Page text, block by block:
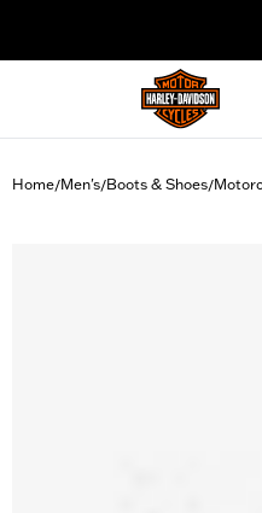
Home/Men's/Boots & Shoes/